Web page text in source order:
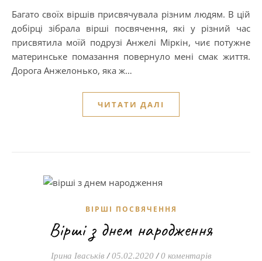
Багато своїх віршів присвячувала різним людям. В цій
добірці зібрала вірші посвячення, які у різний час
присвятила моїй подрузі Анжелі Міркін, чиє потужне
материнське помазання повернуло мені смак життя.
Дорога Анжелонько, яка ж…
ЧИТАТИ ДАЛІ
ВІРШІ ПОСВЯЧЕННЯ
Вірші з днем народження
Ірина Іваськів / 05.02.2020 / 0 коментарів